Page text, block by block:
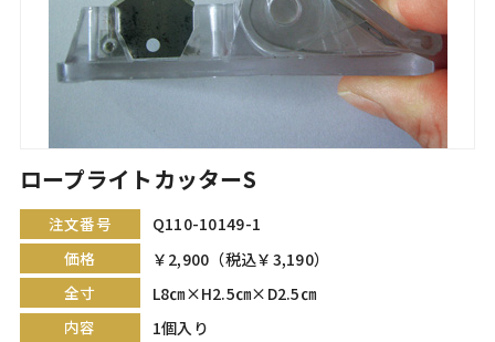
ロープライトカッターS
注文番号
Q110-10149-1
価格
￥2,900（税込￥3,190）
全寸
L8㎝×H2.5㎝×D2.5㎝
内容
1個入り